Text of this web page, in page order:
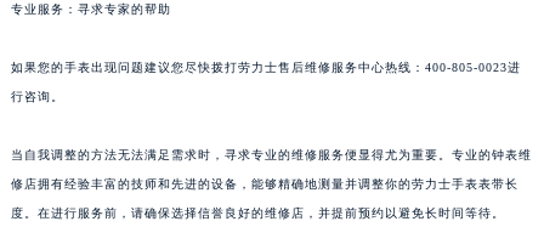
专业服务：寻求专家的帮助
如果您的手表出现问题建议您尽快拨打劳力士售后维修服务中心热线：400-805-0023进
行咨询。
当自我调整的方法无法满足需求时，寻求专业的维修服务便显得尤为重要。专业的钟表维
修店拥有经验丰富的技师和先进的设备，能够精确地测量并调整你的劳力士手表表带长
度。在进行服务前，请确保选择信誉良好的维修店，并提前预约以避免长时间等待。